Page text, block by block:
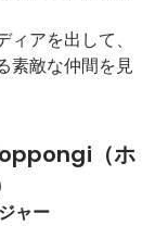
アを出して、
素敵な仲間を見
（ホ
ャー